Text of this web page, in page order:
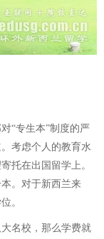
“专生本”制度的严
考虑个人的教育水
托在出国留学上。
。对于新西兰来
。
名校，那么学费就